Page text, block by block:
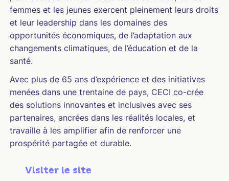
femmes et les jeunes exercent pleinement leurs droits
et leur leadership dans les domaines des
opportunités économiques, de l’adaptation aux
changements climatiques, de l’éducation et de la
santé.
Avec plus de 65 ans d’expérience et des initiatives
menées dans une trentaine de pays, CECI co-crée
des solutions innovantes et inclusives avec ses
partenaires, ancrées dans les réalités locales, et
travaille à les amplifier afin de renforcer une
prospérité partagée et durable.
Visiter le site